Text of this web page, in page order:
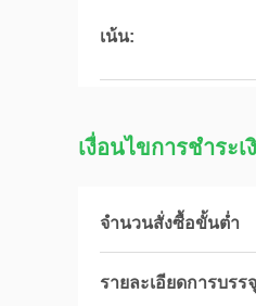
เน้น:
เงื่อนไขการชําระ
จำนวนสั่งซื้อขั้นต่ำ
รายละเอียดการบรรจุ